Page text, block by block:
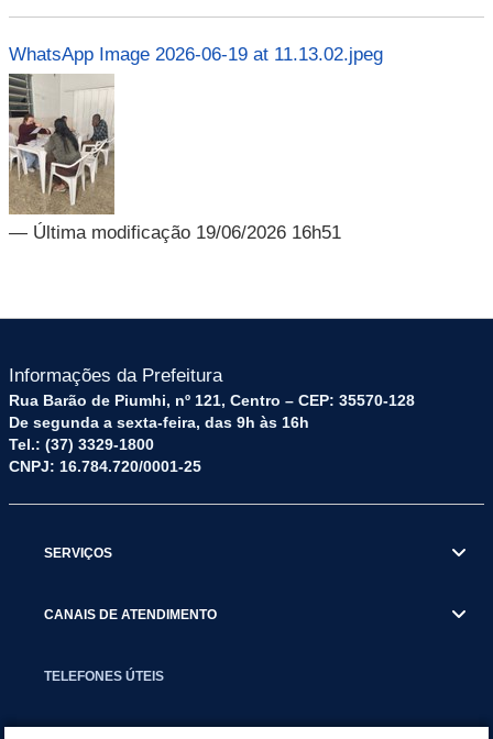
WhatsApp Image 2026-06-19 at 11.13.02.jpeg
— Última modificação 19/06/2026 16h51
Informações da Prefeitura
Rua Barão de Piumhi, nº 121, Centro – CEP: 35570-128
De segunda a sexta-feira, das 9h às 16h
Tel.: (37) 3329-1800
CNPJ: 16.784.720/0001-25
SERVIÇOS
CANAIS DE ATENDIMENTO
TELEFONES ÚTEIS